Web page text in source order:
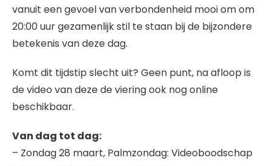
vanuit een gevoel van verbondenheid mooi om om
20:00 uur gezamenlijk stil te staan bij de bijzondere
betekenis van deze dag.
Komt dit tijdstip slecht uit? Geen punt, na afloop is
de video van deze de viering ook nog online
beschikbaar.
Van dag tot dag:
– Zondag 28 maart, Palmzondag: Videoboodschap